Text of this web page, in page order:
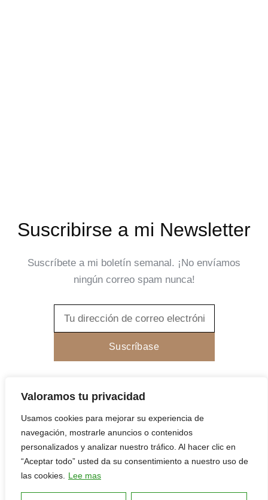
Valoramos tu privacidad
Usamos cookies para mejorar su experiencia de
navegación, mostrarle anuncios o contenidos
personalizados y analizar nuestro tráfico. Al hacer clic en
“Aceptar todo” usted da su consentimiento a nuestro uso de
las cookies.
Lee mas
Suscribirse a mi Newsletter
Suscríbete a mi boletín semanal. ¡No envíamos
ningún correo spam nunca!
Email
Suscríbase
Politica de cookiesPolitica de privacidad